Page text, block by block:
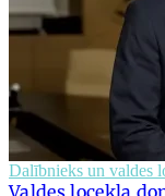
Dalībnieks un valdes
Valdes locekļa